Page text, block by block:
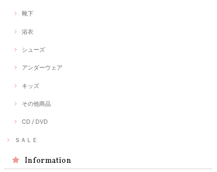
靴下
浴衣
シューズ
アンダーウェア
キッズ
その他商品
CD / DVD
ＳＡＬＥ
Information